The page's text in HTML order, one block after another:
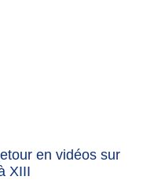
en vidéos sur
XIII